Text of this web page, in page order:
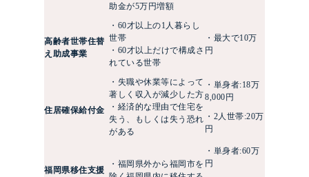
助金が5万円増額
高齢者世帯住替
え助成事業
・60才以上の1人暮らし
世帯
・60才以上だけで構成さ
れている世帯
・最大で10万
円
住居確保給付金
・失職や休業等によって
著しく収入が減少した方
・経済的な理由で住宅を
失う、もしくは失う恐れ
がある
・単身者:18万
8,000円
・2人世帯:20万
円
福岡県移住支援
・福岡県外から福岡市を
・単身者:60万
円